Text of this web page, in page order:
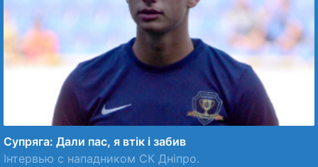
Супряга: Дали пас, я втік і забив
Інтервью с нападником СК Дніпро.